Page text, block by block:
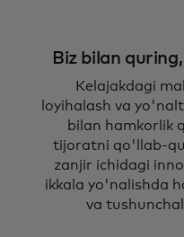
Biz bilan
Kelajakdagi
loyihalash va
bilan hamkorlik
tijoratni qo'llab-
zanjir ichidagi
ikkala yo'nalishda
va